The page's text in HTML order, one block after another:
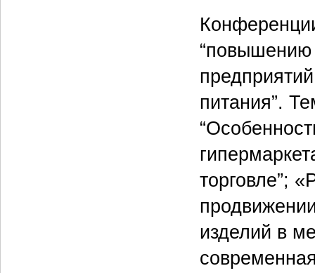
“повышению
питания”.
торговле”;
изделий в